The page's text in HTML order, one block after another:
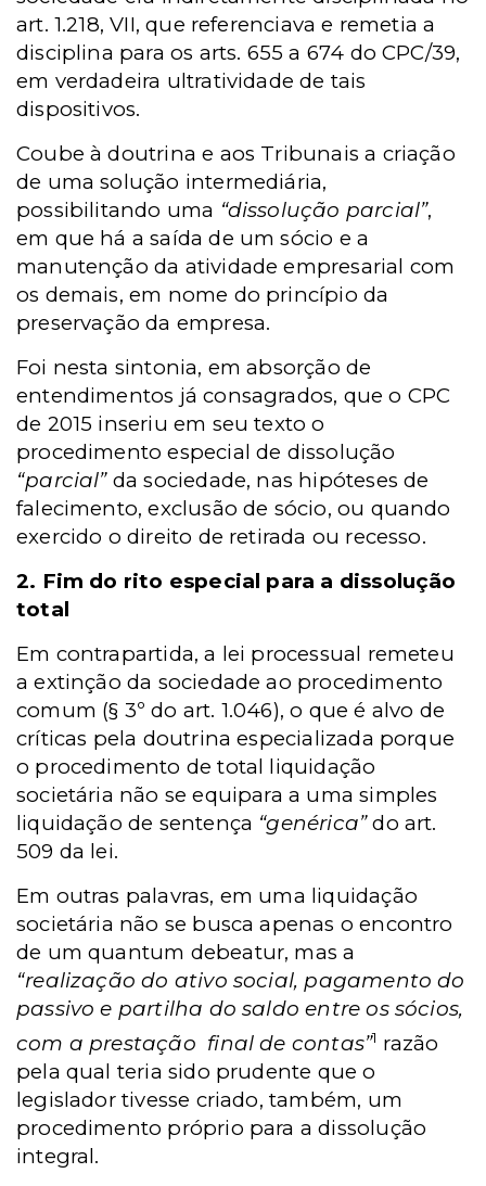
art. 1.218, VII, que referenciava e remetia a
disciplina para os arts. 655 a 674 do CPC/39,
em verdadeira ultratividade de tais
dispositivos.
Coube à doutrina e aos Tribunais a criação
de uma solução intermediária,
possibilitando uma “dissolução parcial”,
em que há a saída de um sócio e a
manutenção da atividade empresarial com
os demais, em nome do princípio da
preservação da empresa.
Foi nesta sintonia, em absorção de
entendimentos já consagrados, que o CPC
de 2015 inseriu em seu texto o
procedimento especial de dissolução
“parcial”da sociedade, nas hipóteses de
falecimento, exclusão de sócio, ou quando
exercido o direito de retirada ou recesso.
2. Fim do rito especial para a dissolução
total
Em contrapartida, a lei processual remeteu
a extinção da sociedade ao procedimento
comum (§ 3º do art. 1.046), o que é alvo de
críticas pela doutrina especializada porque
o procedimento de total liquidação
societária não se equipara a uma simples
liquidação de sentença “genérica”do art.
509 da lei.
Em outras palavras, em uma liquidação
societária não se busca apenas o encontro
de um quantum debeatur, mas a
“realização do ativo social, pagamento do
passivo e partilha do saldo entre os sócios,
com a prestação final de contas”1 razão
pela qual teria sido prudente que o
legislador tivesse criado, também, um
procedimento próprio para a dissolução
integral.